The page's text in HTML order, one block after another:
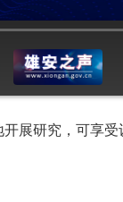
研究，可享受